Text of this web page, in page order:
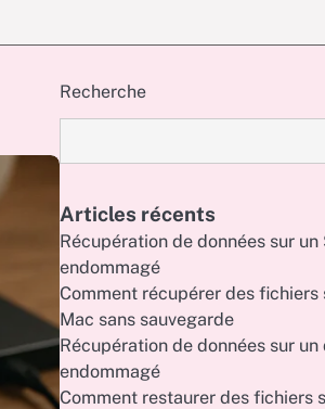
Recherche
Articles récents
Récupération de données sur un
endommagé
Comment récupérer des fichiers
Mac sans sauvegarde
Récupération de données sur
endommagé
Comment restaurer des fichiers